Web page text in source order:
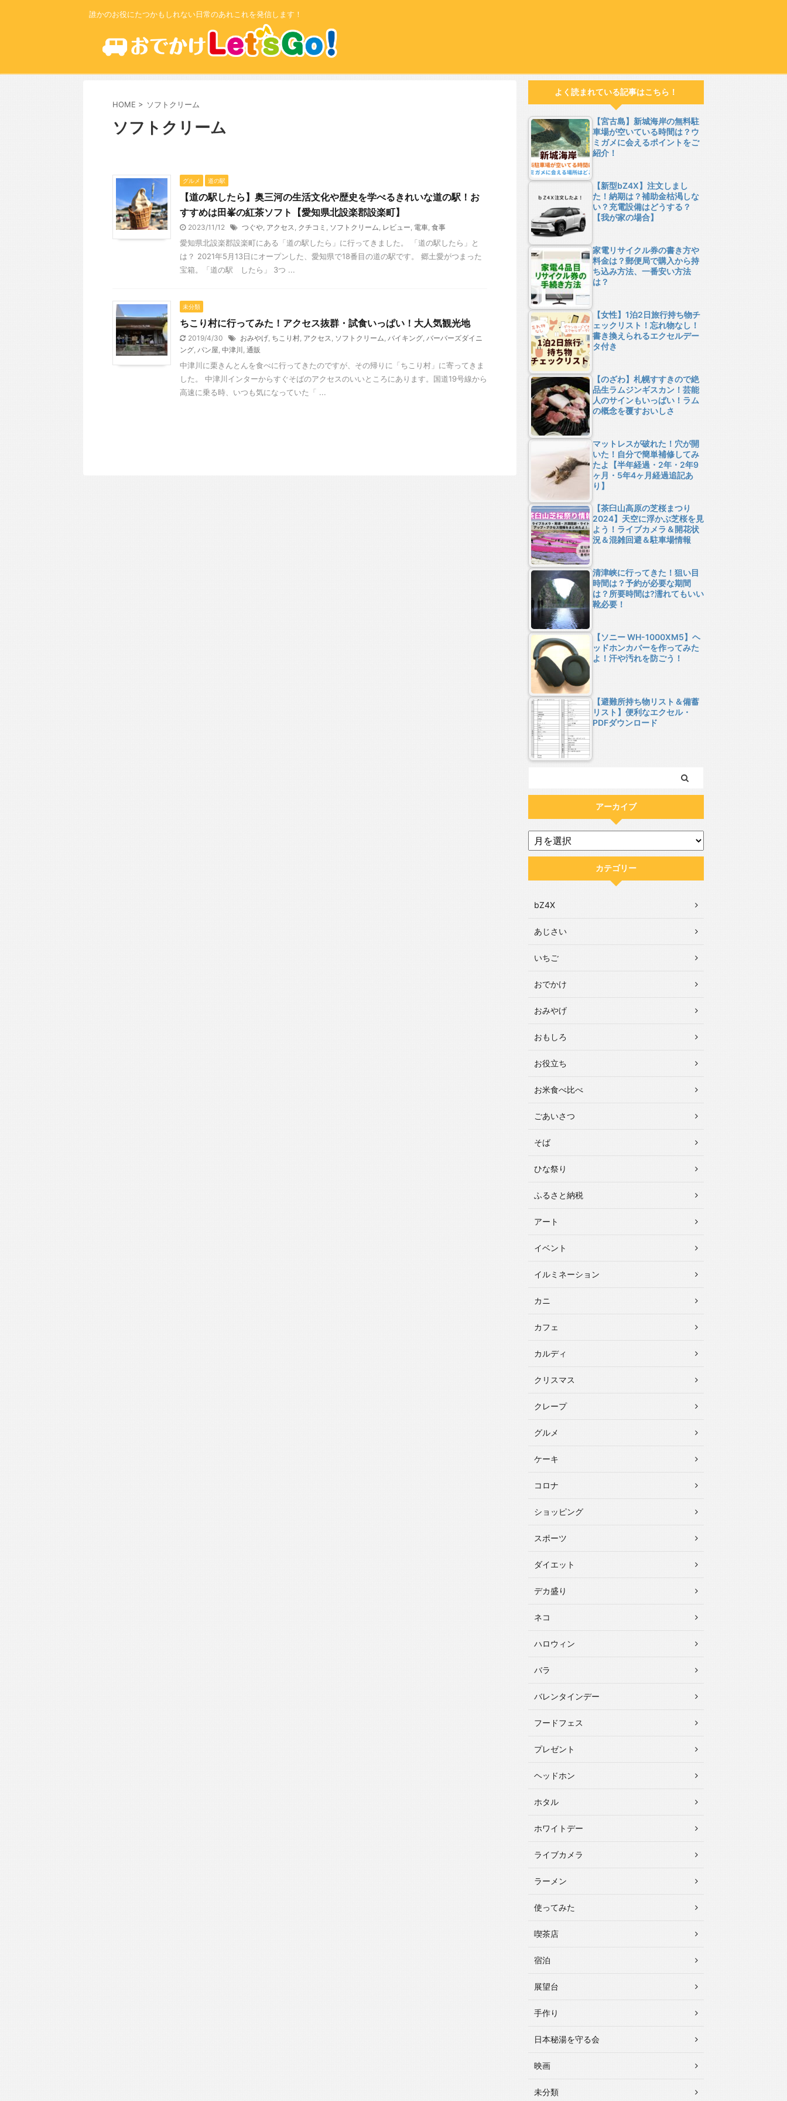
誰かのお役にたつかもしれない日常のあれこれを発信します！
HOME > ソフトクリーム
ソフトクリーム
グルメ 道の駅
【道の駅したら】奥三河の生活文化や歴史を学べるきれいな道の駅！お
すすめは田峯の紅茶ソフト【愛知県北設楽郡設楽町】
2023/11/12 つぐや, アクセス, クチコミ , ソフトクリーム, レビュー, 電車, 食事
愛知県北設楽郡設楽町にある「道の駅したら」に行ってきました。 「道の駅したら」と
は？ 2021年5月13日にオープンした、愛知県で18番目の道の駅です。 郷土愛がつまった
宝箱。「道の駅 したら」 3つ ...
未分類
ちこり村に行ってみた！アクセス抜群・試食いっぱい！大人気観光地
2019/4/30 おみやげ, ちこり村, アクセス, ソフトクリーム, バイキング, バーバーズダイニ
ング, パン屋, 中津川 , 通販
中津川に栗きんとんを食べに行ってきたのですが、その帰りに「ちこり村」に寄ってきま
した。 中津川インターからすぐそばのアクセスのいいところにあります。国道19号線から
高速に乗る時、いつも気になっていた「 ...
よく読まれている記事はこちら！
【宮古島】新城海岸の無料駐
車場が空いている時間は？ウ
ミガメに会えるポイントをご
紹介！
【新型bZ4X】注文しまし
た！納期は？補助金枯渇しな
い？充電設備はどうする？
【我が家の場合】
家電リサイクル券の書き方や
料金は？郵便局で購入から持
ち込み方法、一番安い方法
は？
【女性】1泊2日旅行持ち物チ
ェックリスト！忘れ物なし！
書き換えられるエクセルデー
タ付き
【のざわ】札幌すすきので絶
品生ラムジンギスカン！芸能
人のサインもいっぱい！ラム
の概念を覆すおいしさ
マットレスが破れた！穴が開
いた！自分で簡単補修してみ
たよ【半年経過・2年・2年9
ヶ月・5年4ヶ月経過追記あ
り】
【茶臼山高原の芝桜まつり
2024】天空に浮かぶ芝桜を見
よう！ライブカメラ＆開花状
況＆混雑回避＆駐車場情報
清津峡に行ってきた！狙い目
時間は？予約が必要な期間
は？所要時間は?濡れてもいい
靴必要！
【ソニー WH-1000XM5】ヘ
ッドホンカバーを作ってみた
よ！汗や汚れを防ごう！
【避難所持ち物リスト＆備蓄
リスト】便利なエクセル・
PDFダウンロード
アーカイブ
カテゴリー
bZ4X
あじさい
いちご
おでかけ
おみやげ
おもしろ
お役立ち
お米食べ比べ
ごあいさつ
そば
ひな祭り
ふるさと納税
アート
イベント
イルミネーション
カニ
カフェ
カルディ
クリスマス
クレープ
グルメ
ケーキ
コロナ
ショッピング
スポーツ
ダイエット
デカ盛り
ネコ
ハロウィン
バラ
バレンタインデー
フードフェス
プレゼント
ヘッドホン
ホタル
ホワイトデー
ライブカメラ
ラーメン
使ってみた
喫茶店
宿泊
展望台
手作り
日本秘湯を守る会
映画
未分類